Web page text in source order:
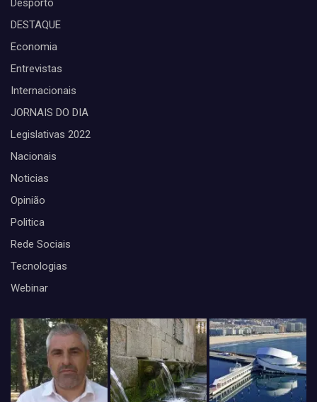
Desporto
DESTAQUE
Economia
Entrevistas
Internacionais
JORNAIS DO DIA
Legislativas 2022
Nacionais
Noticias
Opinião
Politica
Rede Sociais
Tecnologias
Webinar